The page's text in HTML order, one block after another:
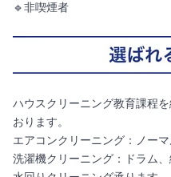
🔹非喫煙者
ハウスクリーニング教育課程
おります。
エアコンクリーニング：ノー
洗濯機クリーニング：ドラム